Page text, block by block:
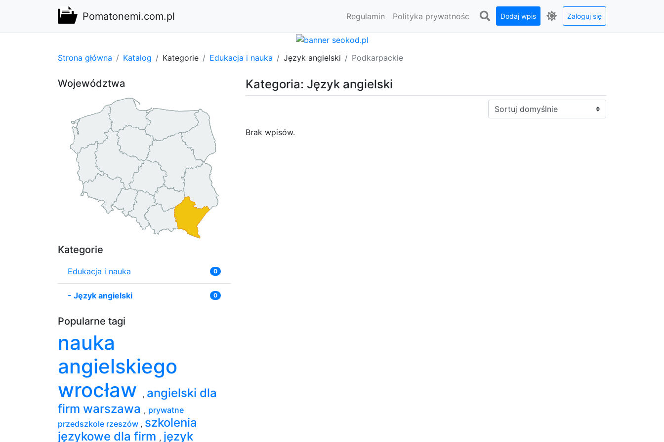
Pomatonemi.com.pl Regulamin Polityka prywatnośc Dodaj wpis Zaloguj się
Strona główna Katalog Kategorie Edukacja i nauka Język angielski Podkarpackie
Kategoria: Język angielski
Sortuj:
Brak wpisów.
Województwa
Kategorie
Edukacja i nauka 0
- Język angielski 0
Popularne tagi
nauka
angielskiego
wrocław
, angielski dla
firm warszawa , prywatne
przedszkole rzeszów , szkolenia
językowe dla firm , język